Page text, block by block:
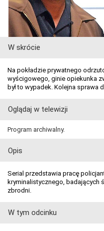
W skrócie
Na pokładzie prywatnego
wyścigowego, ginie opiekunka
był to wypadek. Kolejna
Oglądaj w telewizji
Program archiwalny.
Opis
Serial przedstawia pracę
kryminalistycznego, badających
zbrodni.
W tym odcinku